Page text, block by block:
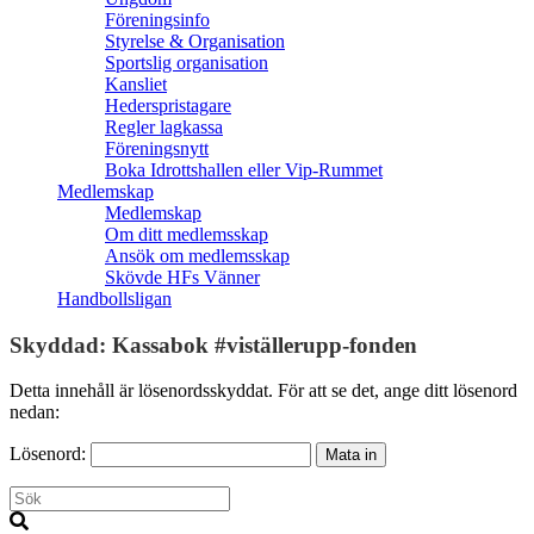
Föreningsinfo
Styrelse & Organisation
Sportslig organisation
Kansliet
Hederspristagare
Regler lagkassa
Föreningsnytt
Boka Idrottshallen eller Vip-Rummet
Medlemskap
Medlemskap
Om ditt medlemsskap
Ansök om medlemsskap
Skövde HFs Vänner
Handbollsligan
Skyddad: Kassabok #viställerupp-fonden
Detta innehåll är lösenordsskyddat. För att se det, ange ditt lösenord
nedan:
Lösenord: